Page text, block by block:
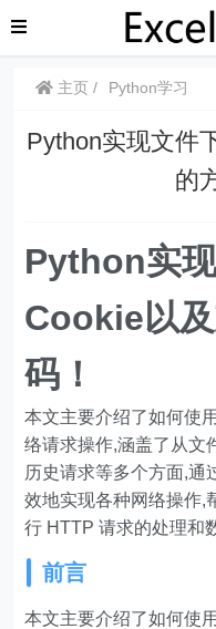
主页 Python学习
Python实现文件
的
Python实现
Cookie以
码！
本文主要介绍了如何使
络请求操作,涵盖了从文
历史请求等多个方面,通
效地实现各种网络操作,
行 HTTP 请求的处理和
前言
本文主要介绍了如何使